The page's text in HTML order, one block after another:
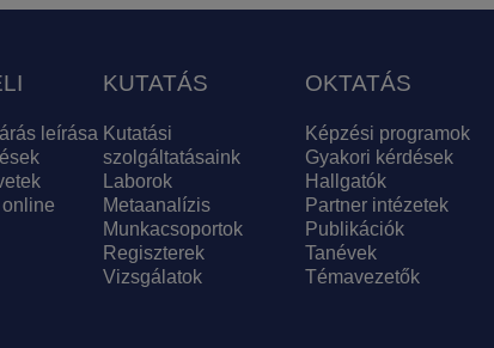
leírása
KUTATÁS
Kutatási
szolgáltatásaink
Laborok
Metaanalízis
Munkacsoportok
Regiszterek
Vizsgálatok
OKTATÁS
Képzési programok
Gyakori kérdések
Hallgatók
Partner intézetek
Publikációk
Tanévek
Témavezetők